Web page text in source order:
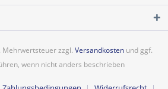
Mehrwertsteuer zzgl. Versandkosten und ggf.
wenn nicht anders beschrieben